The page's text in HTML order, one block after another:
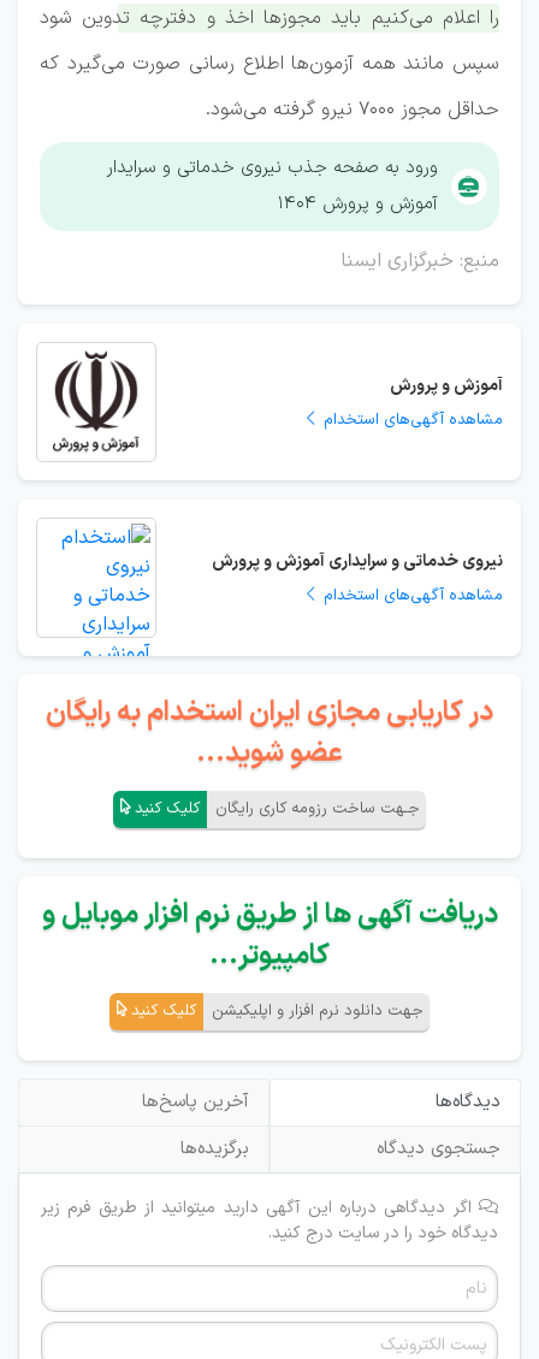
را اعلام می‌کنیم باید مجوزها اخذ و دفترچه تدوین شود
سپس مانند همه آزمون‌ها اطلاع رسانی صورت می‌گیرد که
حداقل مجوز ۷۰۰۰ نیرو گرفته می‌شود.
ورود به صفحه جذب نیروی خدماتی و سرایدار
آموزش و پرورش ۱۴۰۴
منبع: خبرگزاری ایسنا
آموزش و پرورش
مشاهده آگهی‌های استخدام
نیروی خدماتی و سرایداری آموزش و پرورش
مشاهده آگهی‌های استخدام
در کاریابی مجازی ایران استخدام به رایگان
عضو شوید...
جـهت ساخت رزومه کاری رایگان کلیک کنید
دریافت آگهی ها از طریق نرم افزار موبایل و
کامپیوتر...
جهت دانلود نرم افزار و اپلیکیشن کلیک کنید
دیدگاه‌ها
آخرین پاسخ‌ها
جستجوی دیدگاه
برگزیده‌ها
اگر دیدگاهی درباره این آگهی دارید میتوانید از طریق فرم زیر
دیدگاه خود را در سایت درج کنید.